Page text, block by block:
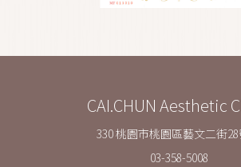
CAI.CHUN Aesthetic
330 桃園市桃園區藝文二街28
03-358-5008